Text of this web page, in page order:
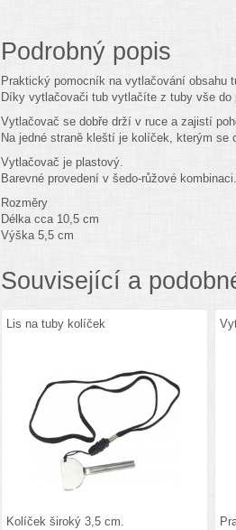
Podrobný popis
Praktický pomocník na vytlačování obsahu
Díky vytlačovači tub vytlačíte z tuby vše do
Vytlačovač se dobře drží v ruce a zajistí
Na jedné straně kleští je kolíček, kterým
Vytlačovač je plastový.
Barevné provedení v šedo-růžové kombinaci.
Rozměry
Délka cca 10,5 cm
Výška 5,5 cm
Související a
Lis na tuby kolíček
Kolíček široký 3,5 cm.